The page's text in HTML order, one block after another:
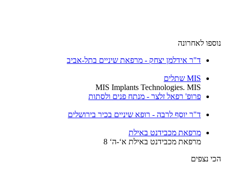
נוספו לאחרונה
ד"ר אידלמן יצחק - מרפאת שיניים בתל-אביב
MIS שתלים
MIS Implants Technologies. MIS
פרופ' רפאל זלצר - מנתח פנים ולסתות
ד"ר יוסף לרבה - רופא שיניים בכיר בירושלים
מרפאת מכבידנט באילת
מרפאת מכבידנט באילת א‘-ה‘ 8
הכי נצפים